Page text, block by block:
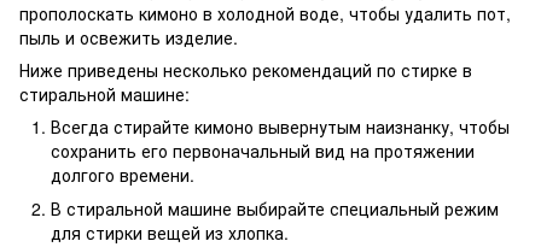
прополоскать кимоно в холодной воде, чтобы удалить пот,
пыль и освежить изделие.
Ниже приведены несколько рекомендаций по стирке в
стиральной машине:
Всегда стирайте кимоно вывернутым наизнанку, чтобы
сохранить его первоначальный вид на протяжении
долгого времени.
В стиральной машине выбирайте специальный режим
для стирки вещей из хлопка.